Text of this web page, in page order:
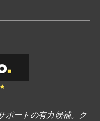
ポートの有力候補。ク